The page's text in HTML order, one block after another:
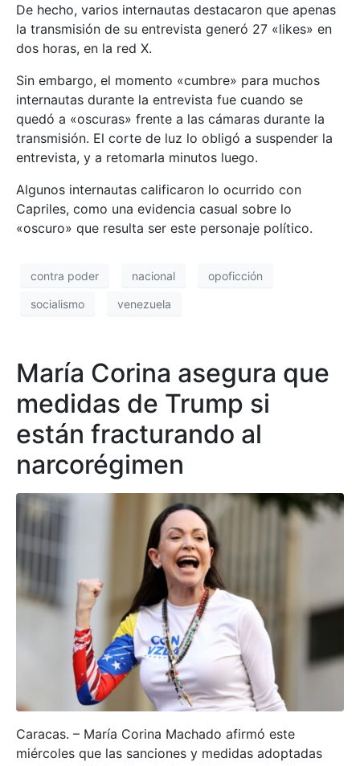
De hecho, varios internautas destacaron que apenas
la transmisión de su entrevista generó 27 «likes» en
dos horas, en la red X.
Sin embargo, el momento «cumbre» para muchos
internautas durante la entrevista fue cuando se
quedó a «oscuras» frente a las cámaras durante la
transmisión. El corte de luz lo obligó a suspender la
entrevista, y a retomarla minutos luego.
Algunos internautas calificaron lo ocurrido con
Capriles, como una evidencia casual sobre lo
«oscuro» que resulta ser este personaje político.
contra poder nacional opoficción
socialismo venezuela
María Corina asegura que
medidas de Trump si
están fracturando al
narcorégimen
Caracas. – María Corina Machado afirmó este
miércoles que las sanciones y medidas adoptadas